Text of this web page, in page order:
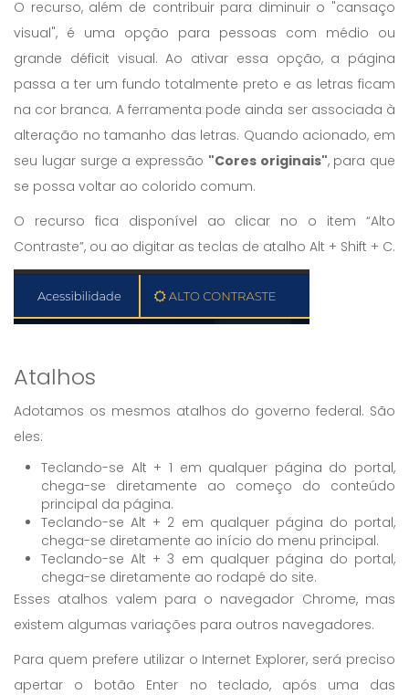
O recurso, além de contribuir para diminuir o "cansaço
visual", é uma opção para pessoas com médio ou
grande déficit visual. Ao ativar essa opção, a página
passa a ter um fundo totalmente preto e as letras ficam
na cor branca. A ferramenta pode ainda ser associada à
alteração no tamanho das letras. Quando acionado, em
seu lugar surge a expressão "Cores originais", para que
se possa voltar ao colorido comum.
O recurso fica disponível ao clicar no o item “Alto
Contraste”, ou ao digitar as teclas de atalho Alt + Shift + C.
Atalhos
Adotamos os mesmos atalhos do governo federal. São
eles:
Teclando-se Alt + 1 em qualquer página do portal,
chega-se diretamente ao começo do conteúdo
principal da página.
Teclando-se Alt + 2 em qualquer página do portal,
chega-se diretamente ao início do menu principal.
Teclando-se Alt + 3 em qualquer página do portal,
chega-se diretamente ao rodapé do site.
Esses atalhos valem para o navegador Chrome, mas
existem algumas variações para outros navegadores.
Para quem prefere utilizar o Internet Explorer, será preciso
apertar o botão Enter no teclado, após uma das